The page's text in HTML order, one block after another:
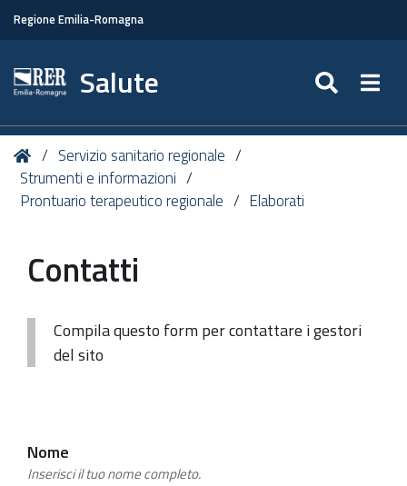
Regione Emilia-Romagna
Salute
Tu
sei
qui:
HomeServizio sanitario regionale
Strumenti e informazioni
Prontuario terapeutico regionale
Elaborati
Contatti
Compila questo form per contattare i gestori
del sito
Nome
Inserisci il tuo nome completo.